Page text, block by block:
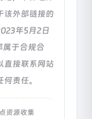
该外部链接的
年5月2日
属于合规合
直接联系网站
责任。
资源收集